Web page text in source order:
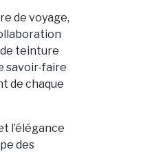
de voyage,
de teinture
savoir-faire
de chaque
l’élégance
des